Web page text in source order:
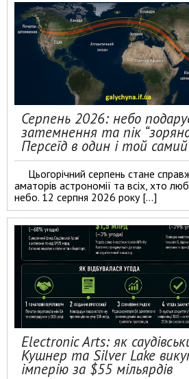
Серпень 2026: небо
затемнення та пік
Персеїд в один і той
Цьогорічний серпень стане
аматорів астрономії та всіх, хто
небо. 12 серпня 2026 року […]
Electronic Arts: як
Кушнер та Silver Lake
імперію за $55 мільярдів